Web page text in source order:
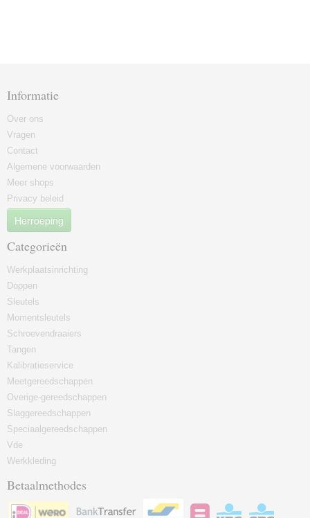
Informatie
Over ons
Vragen
Contact
Algemene voorwaarden
Meer shops
Privacy beleid
Herroeping
Categorieën
Werkplaatsinrichting
Doppen
Sleutels
Momentsleutels
Schroevendraaiers
Tangen
Kalibratieservice
Meetgereedschappen
Overige-gereedschappen
Slaggereedschappen
Speciaalgereedschappen
Vde
Werkkleding
Betaalmethodes